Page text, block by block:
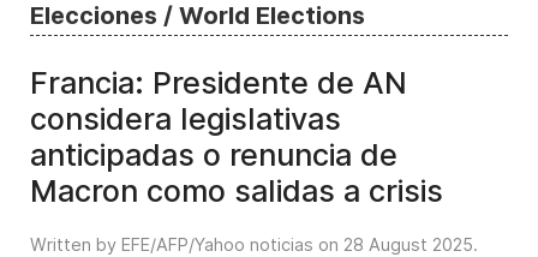
Elecciones / World Elections
Francia: Presidente de AN
considera legislativas
anticipadas o renuncia de
Macron como salidas a crisis
Written by EFE/AFP/Yahoo noticias on 28 August 2025.